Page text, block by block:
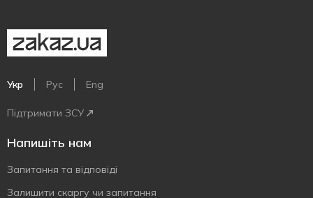
Укр Рус Eng
Підтримати ЗСУ
Напишіть нам
Запитання та відповіді
Залишити скаргу чи запитання